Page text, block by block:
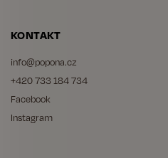
KONTAKT
info@popona.cz
+420 733 184 734
Facebook
Instagram